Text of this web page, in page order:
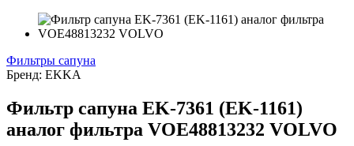
Фильтры сапуна
Бренд: EKKA
Фильтр сапуна EK-7361 (EK-1161)
аналог фильтра VOE48813232 VOLVO